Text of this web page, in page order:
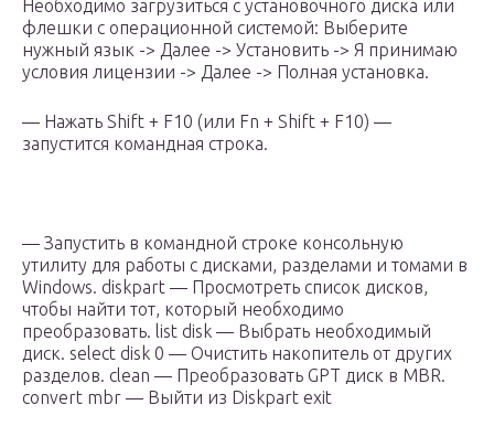
Необходимо загрузиться с установочного диска или
флешки с операционной системой: Выберите
нужный язык -> Далее -> Установить -> Я принимаю
условия лицензии -> Далее -> Полная установка.
— Нажать Shift + F10 (или Fn + Shift + F10) —
запустится командная строка.
— Запустить в командной строке консольную
утилиту для работы с дисками, разделами и томами в
Windows. diskpart — Просмотреть список дисков,
чтобы найти тот, который необходимо
преобразовать. list disk — Выбрать необходимый
диск. select disk 0 — Очистить накопитель от других
разделов. clean — Преобразовать GPT диск в MBR.
convert mbr — Выйти из Diskpart exit